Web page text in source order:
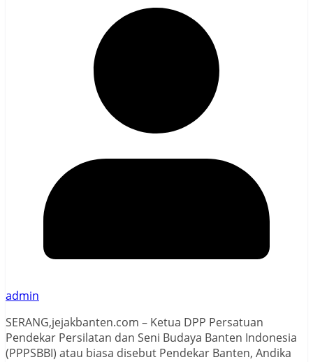
admin
SERANG,jejakbanten.com – Ketua DPP Persatuan
Pendekar Persilatan dan Seni Budaya Banten Indonesia
(PPPSBBI) atau biasa disebut Pendekar Banten, Andika